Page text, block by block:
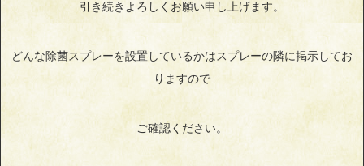
引き続きよろしくお願い申し上げます。
どんな除菌スプレーを設置しているかはスプレーの隣に掲示してお
りますので
ご確認ください。